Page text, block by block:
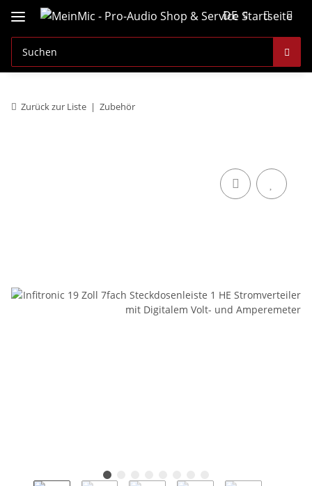
DE
Zurück zur Liste Zubehör